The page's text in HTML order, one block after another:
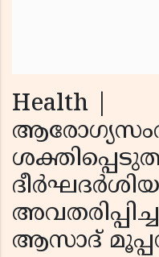
Health |
ആസാദ്